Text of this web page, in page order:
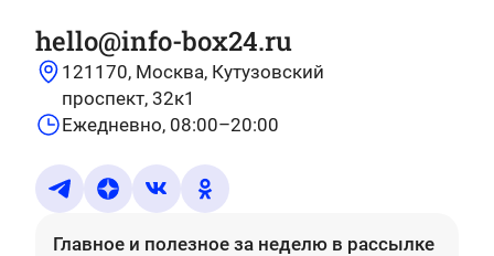
hello@info-box24.ru
121170, Москва, Кутузовский
проспект, 32к1
Ежедневно, 08:00–20:00
Главное и полезное за неделю в рассылке